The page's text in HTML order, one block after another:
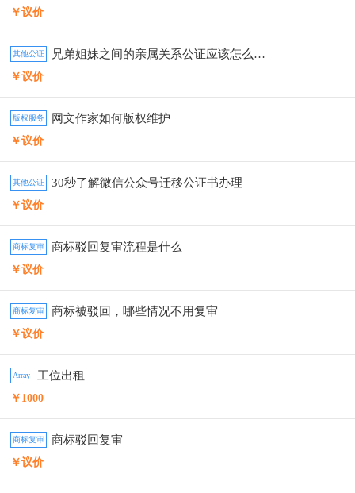
￥议价
其他公证 兄弟姐妹之间的亲属关系公证应该怎么办理
￥议价
版权服务 网文作家如何版权维护
￥议价
其他公证 30秒了解微信公众号迁移公证书办理
￥议价
商标复审 商标驳回复审流程是什么
￥议价
商标复审 商标被驳回，哪些情况不用复审
￥议价
Array 工位出租
￥1000
商标复审 商标驳回复审
￥议价